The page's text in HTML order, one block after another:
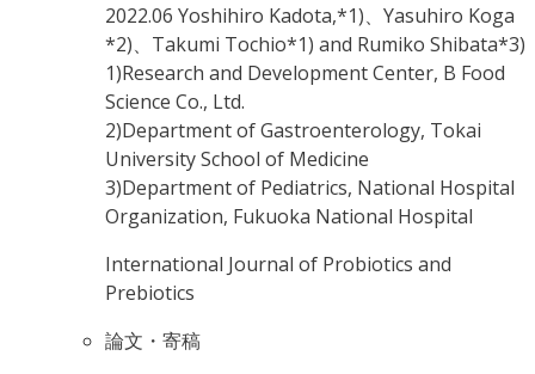
2022.06 Yoshihiro Kadota,*1)、Yasuhiro Koga
*2)、Takumi Tochio*1) and Rumiko Shibata*3)
1)Research and Development Center, B Food
Science Co., Ltd.
2)Department of Gastroenterology, Tokai
University School of Medicine
3)Department of Pediatrics, National Hospital
Organization, Fukuoka National Hospital
International Journal of Probiotics and
Prebiotics
論文・寄稿